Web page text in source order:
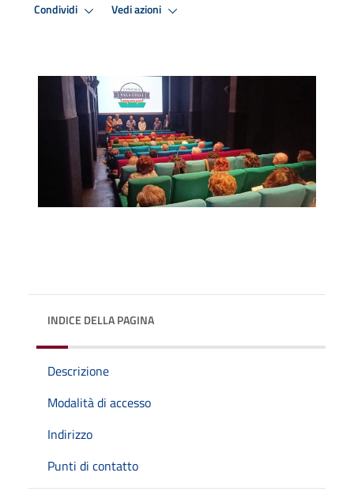
Condividi Vedi azioni
INDICE DELLA PAGINA
Descrizione
Modalità di accesso
Indirizzo
Punti di contatto